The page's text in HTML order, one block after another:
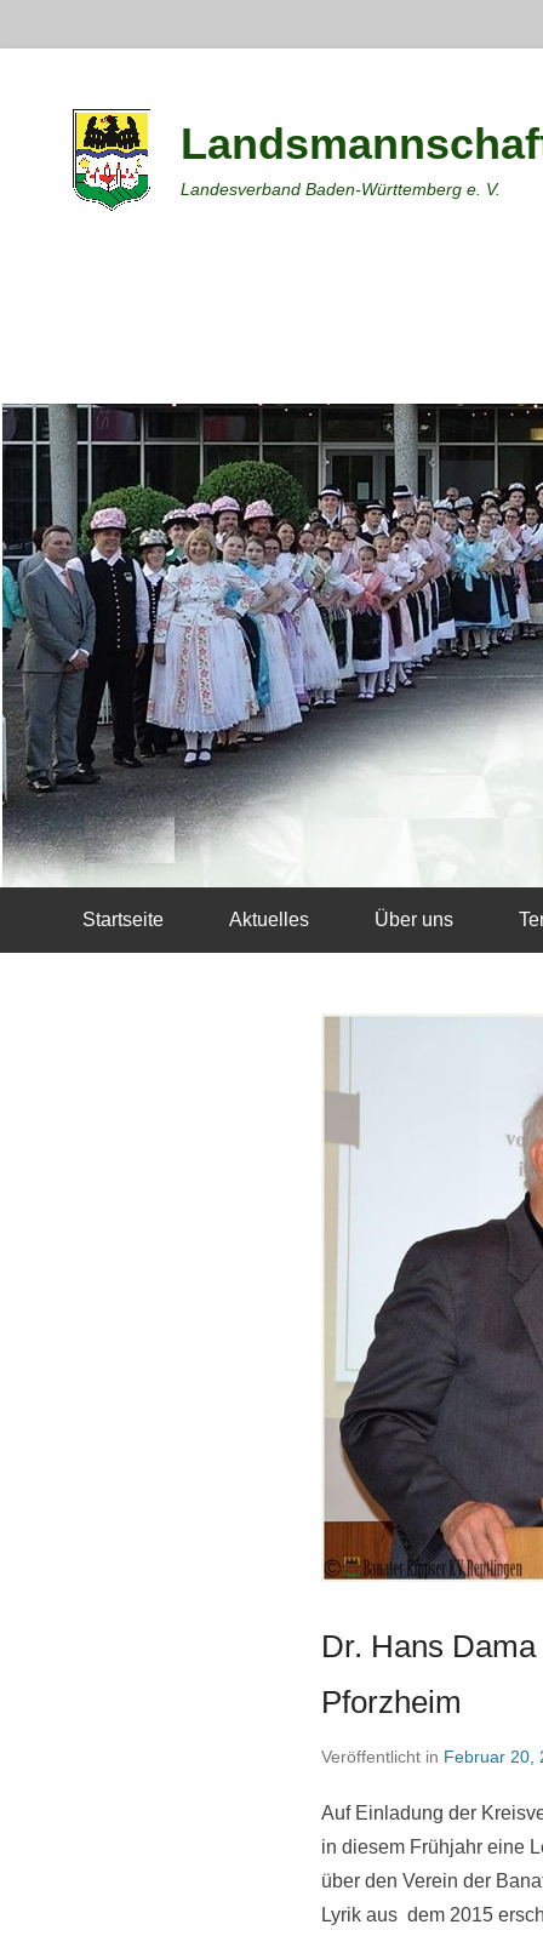
Landesverband Baden-Württemberg e. V.
Startseite Aktuelles Über uns
Dr. Hans
Pforzheim
Veröffentlicht in Februar 20,
Auf Einladung der
in diesem Frühjahr eine
über den Verein der
Lyrik aus dem 2015